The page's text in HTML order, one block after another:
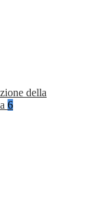
della
6